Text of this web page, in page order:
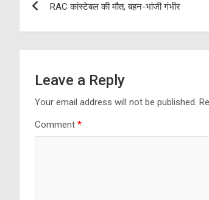
RAC कांस्टेबल की मौत, बहन-भांजी गंभीर
Leave a Reply
Your email address will not be published.
Comment *